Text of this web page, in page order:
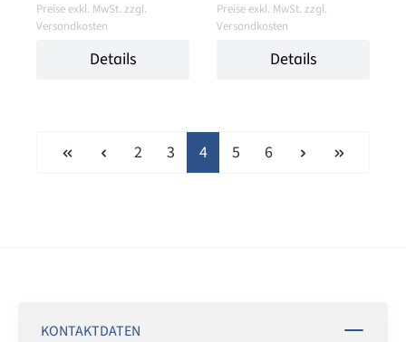
Preise exkl. MwSt. zzgl.
Versandkosten
Details
Preise exkl. MwSt. zzgl.
Versandkosten
Details
Seite
2 Seite
3 Seite
4 Seite
5 Seite
6
KONTAKTDATEN